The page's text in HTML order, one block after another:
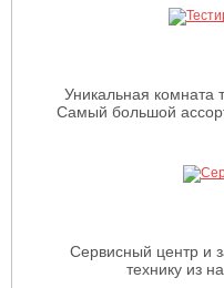
Уникальная комната
Самый большой
Сервисный центр и
технику из